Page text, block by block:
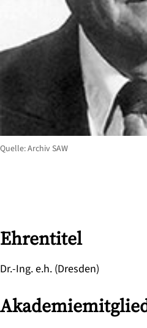
Ehrentitel
Dr.-Ing. e.h. (Dresden)
Quelle: Archiv SAW